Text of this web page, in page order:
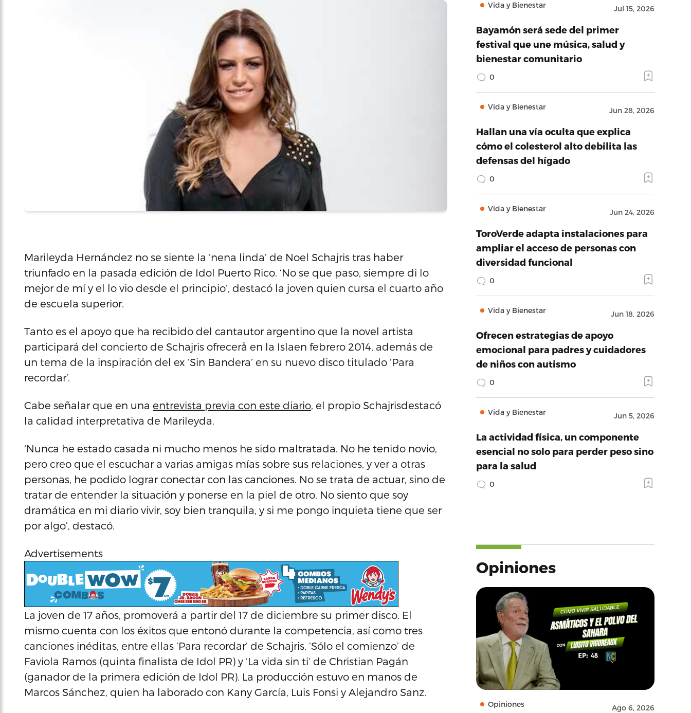
Marileyda Hernández no se siente la ‘nena linda’ de Noel Schajris tras haber
triunfado en la pasada edición de Idol Puerto Rico. ‘No se que paso, siempre di lo
mejor de mí y el lo vio desde el principio’, destacó la joven quien cursa el cuarto año
de escuela superior.
Tanto es el apoyo que ha recibido del cantautor argentino que la novel artista
participará del concierto de Schajris ofrecerå en la Islaen febrero 2014, además de
un tema de la inspiración del ex ‘Sin Bandera’ en su nuevo disco titulado ‘Para
recordar’.
Cabe señalar que en una entrevista previa con este diario, el propio Schajrisdestacó
la calidad interpretativa de Marileyda.
‘Nunca he estado casada ni mucho menos he sido maltratada. No he tenido novio,
pero creo que el escuchar a varias amigas mías sobre sus relaciones, y ver a otras
personas, he podido lograr conectar con las canciones. No se trata de actuar, sino de
tratar de entender la situación y ponerse en la piel de otro. No siento que soy
dramática en mi diario vivir, soy bien tranquila, y si me pongo inquieta tiene que ser
por algo’, destacó.
Advertisements
La joven de 17 años, promoverá a partir del 17 de diciembre su primer disco. El
mismo cuenta con los éxitos que entonó durante la competencia, así como tres
canciones inéditas, entre ellas ‘Para recordar’ de Schajris, ‘Sólo el comienzo’ de
Faviola Ramos (quinta finalista de Idol PR) y ‘La vida sin ti’ de Christian Pagán
(ganador de la primera edición de Idol PR). La producción estuvo en manos de
Marcos Sánchez, quien ha laborado con Kany García, Luis Fonsi y Alejandro Sanz.
Vida y Bienestar Jul 15, 2026
Bayamón será sede del primer
festival que une música, salud y
bienestar comunitario
0
Vida y Bienestar Jun 28, 2026
Hallan una vía oculta que explica
cómo el colesterol alto debilita las
defensas del hígado
0
Vida y Bienestar Jun 24, 2026
ToroVerde adapta instalaciones para
ampliar el acceso de personas con
diversidad funcional
0
Vida y Bienestar Jun 18, 2026
Ofrecen estrategias de apoyo
emocional para padres y cuidadores
de niños con autismo
0
Vida y Bienestar Jun 5, 2026
La actividad física, un componente
esencial no solo para perder peso sino
para la salud
0
Opiniones
Opiniones Ago 6, 2026